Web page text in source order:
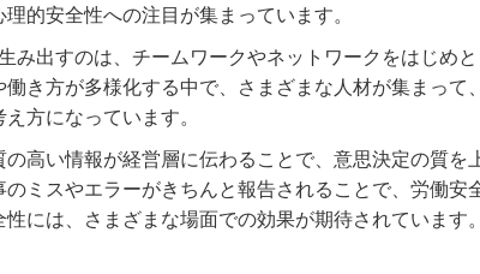
的安全性への注目が集まっています。
み出すのは、チームワークやネットワークをはじめと
き方が多様化する中で、さまざまな人材が集まって
方になっています。
高い情報が経営層に伝わることで、意思決定の質を
ミスやエラーがきちんと報告されることで、労働安
には、さまざまな場面での効果が期待されています。